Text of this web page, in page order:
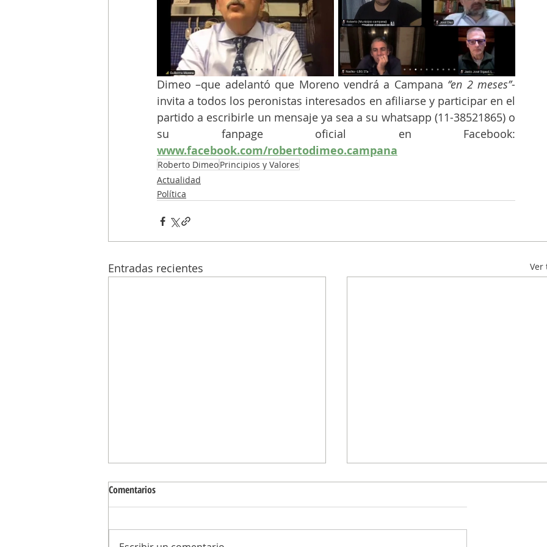
Dimeo –que adelantó que Moreno vendrá a Campana ‘’en 2 meses’’-
invita a todos los peronistas interesados en afiliarse y participar en el
partido a escribirle un mensaje ya sea a su whatsapp (11-38521865) o
www.facebook.com/robertodimeo.campana
Roberto DimeoPrincipios y Valores
Actualidad
Política
Entradas recientes Ver
Comentarios